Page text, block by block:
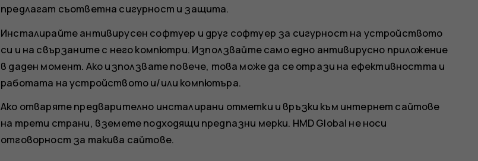
предлагат съответна сигурност и защита.
Инсталирайте антивирусен софтуер и друг софтуер за сигурност на устройството
си и на свързаните с него компютри. Използвайте само едно антивирусно приложение
в даден момент. Ако използвате повече, това може да се отрази на ефективността и
работата на устройството и/или компютъра.
Ако отваряте предварително инсталирани отметки и връзки към интернет сайтове
на трети страни, вземете подходящи предпазни мерки. HMD Global не носи
отговорност за такива сайтове.